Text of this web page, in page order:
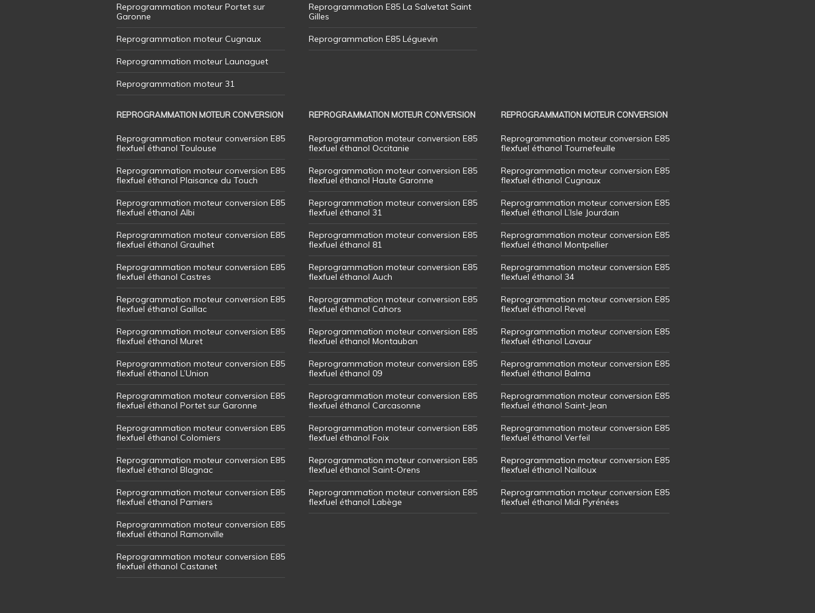
Reprogrammation moteur Portet sur
Garonne
Reprogrammation moteur Cugnaux
Reprogrammation moteur Launaguet
Reprogrammation moteur 31
Reprogrammation E85 La Salvetat Saint
Gilles
Reprogrammation E85 Léguevin
REPROGRAMMATION MOTEUR CONVERSION
Reprogrammation moteur conversion E85
flexfuel éthanol Toulouse
Reprogrammation moteur conversion E85
flexfuel éthanol Plaisance du Touch
Reprogrammation moteur conversion E85
flexfuel éthanol Albi
Reprogrammation moteur conversion E85
flexfuel éthanol Graulhet
Reprogrammation moteur conversion E85
flexfuel éthanol Castres
Reprogrammation moteur conversion E85
flexfuel éthanol Gaillac
Reprogrammation moteur conversion E85
flexfuel éthanol Muret
Reprogrammation moteur conversion E85
flexfuel éthanol L’Union
Reprogrammation moteur conversion E85
flexfuel éthanol Portet sur Garonne
Reprogrammation moteur conversion E85
flexfuel éthanol Colomiers
Reprogrammation moteur conversion E85
flexfuel éthanol Blagnac
Reprogrammation moteur conversion E85
flexfuel éthanol Pamiers
Reprogrammation moteur conversion E85
flexfuel éthanol Ramonville
Reprogrammation moteur conversion E85
flexfuel éthanol Castanet
REPROGRAMMATION MOTEUR CONVERSION
Reprogrammation moteur conversion E85
flexfuel éthanol Occitanie
Reprogrammation moteur conversion E85
flexfuel éthanol Haute Garonne
Reprogrammation moteur conversion E85
flexfuel éthanol 31
Reprogrammation moteur conversion E85
flexfuel éthanol 81
Reprogrammation moteur conversion E85
flexfuel éthanol Auch
Reprogrammation moteur conversion E85
flexfuel éthanol Cahors
Reprogrammation moteur conversion E85
flexfuel éthanol Montauban
Reprogrammation moteur conversion E85
flexfuel éthanol 09
Reprogrammation moteur conversion E85
flexfuel éthanol Carcasonne
Reprogrammation moteur conversion E85
flexfuel éthanol Foix
Reprogrammation moteur conversion E85
flexfuel éthanol Saint-Orens
Reprogrammation moteur conversion E85
flexfuel éthanol Labège
REPROGRAMMATION MOTEUR CONVERSION
Reprogrammation moteur conversion E85
flexfuel éthanol Tournefeuille
Reprogrammation moteur conversion E85
flexfuel éthanol Cugnaux
Reprogrammation moteur conversion E85
flexfuel éthanol L’Isle Jourdain
Reprogrammation moteur conversion E85
flexfuel éthanol Montpellier
Reprogrammation moteur conversion E85
flexfuel éthanol 34
Reprogrammation moteur conversion E85
flexfuel éthanol Revel
Reprogrammation moteur conversion E85
flexfuel éthanol Lavaur
Reprogrammation moteur conversion E85
flexfuel éthanol Balma
Reprogrammation moteur conversion E85
flexfuel éthanol Saint-Jean
Reprogrammation moteur conversion E85
flexfuel éthanol Verfeil
Reprogrammation moteur conversion E85
flexfuel éthanol Nailloux
Reprogrammation moteur conversion E85
flexfuel éthanol Midi Pyrénées